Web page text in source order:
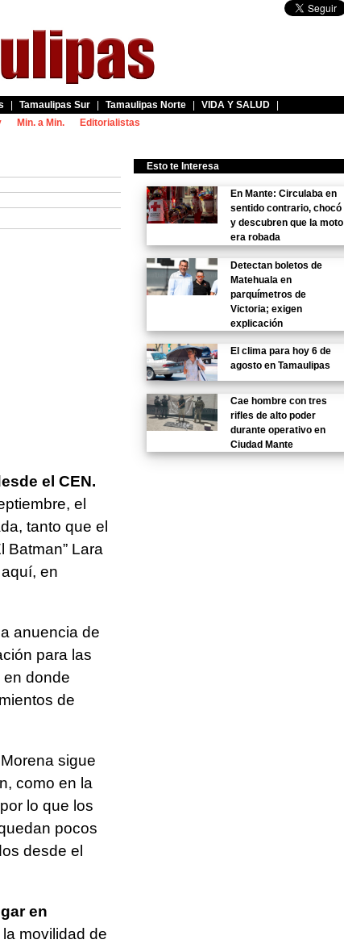
Tamaulipas Sur Tamaulipas Norte VIDA Y SALUD
Min. a Min. Editorialistas
el CEN.
el
tanto que el
Batman” Lara
en
anuencia de
para las
en donde
de
sigue
como en la
lo que los
pocos
desde el
en
movilidad de
Esto te Interesa
En Mante: Circulaba en
sentido contrario, chocó
y descubren que la moto
era robada
Detectan boletos de
Matehuala en
parquímetros de
Victoria; exigen
explicación
El clima para hoy 6 de
agosto en Tamaulipas
Cae hombre con tres
rifles de alto poder
durante operativo en
Ciudad Mante